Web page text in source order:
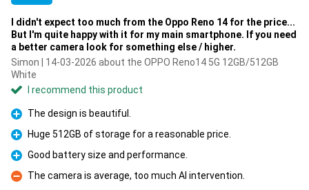
I didn't expect too much from the Oppo Reno 14 for the price...
But I'm quite happy with it for my main smartphone. If you need
a better camera look for something else / higher.
Simon | 14-03-2026 about the OPPO Reno14 5G 12GB/512GB
White
I recommend this product
Pro
The design is beautiful.
Pro
Huge 512GB of storage for a reasonable price.
Pro
Good battery size and performance.
Con
The camera is average, too much AI intervention.